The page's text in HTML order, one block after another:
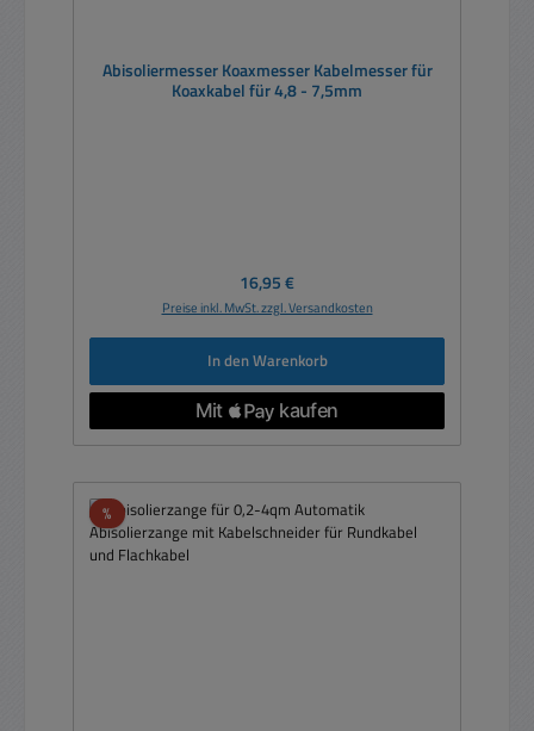
Abisoliermesser Koaxmesser Kabelmesser für
Koaxkabel für 4,8 - 7,5mm
Regulärer Preis:
16,95 €
Preise inkl. MwSt. zzgl. Versandkosten
In den Warenkorb
%Rabatt